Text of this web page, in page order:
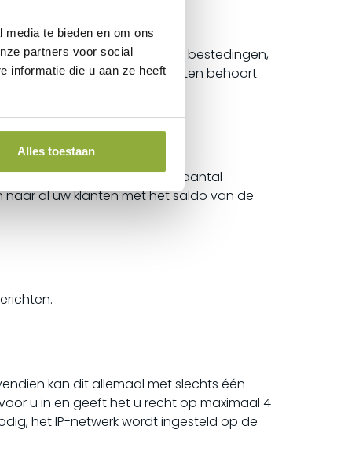
te bieden en om ons
partners voor social
informatie die u aan ze heeft
Alles toestaan
posten, spaarpunten, bestedingen,
van SMS- of e-mailberichten behoort
artikel of behandeling. Het aantal
al uw klanten met het saldo van de
kan dit allemaal met slechts één
u in en geeft het u recht op maximaal 4
het IP-netwerk wordt ingesteld op de